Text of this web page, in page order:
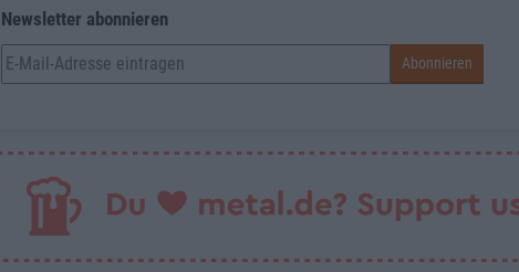
Newsletter abonnieren